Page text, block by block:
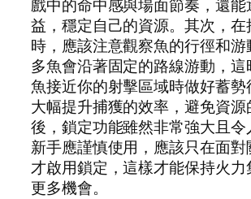
戲中的命中感與場面節奏，還能
益，穩定自己的資源。其次，在
時，應該注意觀察魚的行徑和
多魚會沿著固定的路線游動，這
魚接近你的射擊區域時做好蓄
大幅提升捕獲的效率，避免資源
後，鎖定功能雖然非常強大且令
新手應謹慎使用，應該只在面
才啟用鎖定，這樣才能保持火力
更多機會。